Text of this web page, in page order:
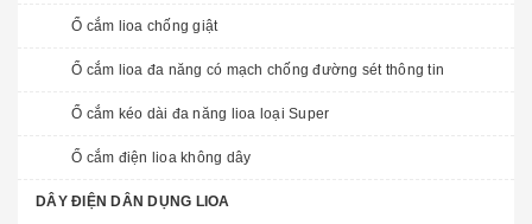
Ổ cắm lioa chống giật
Ổ cắm lioa đa năng có mạch chống đường sét thông tin
Ổ cắm kéo dài đa năng lioa loại Super
Ổ cắm điện lioa không dây
DÂY ĐIỆN DÂN DỤNG LIOA